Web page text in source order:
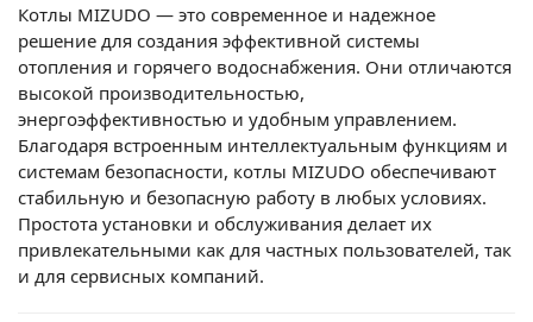
Котлы MIZUDO — это современное и надежное
решение для создания эффективной системы
отопления и горячего водоснабжения. Они отличаются
высокой производительностью,
энергоэффективностью и удобным управлением.
Благодаря встроенным интеллектуальным функциям и
системам безопасности, котлы MIZUDO обеспечивают
стабильную и безопасную работу в любых условиях.
Простота установки и обслуживания делает их
привлекательными как для частных пользователей, так
и для сервисных компаний.